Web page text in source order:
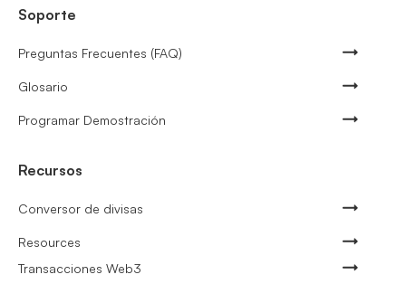
Soporte
Preguntas Frecuentes (FAQ)
Glosario
Programar Demostración
Recursos
Conversor de divisas
Resources
Transacciones Web3